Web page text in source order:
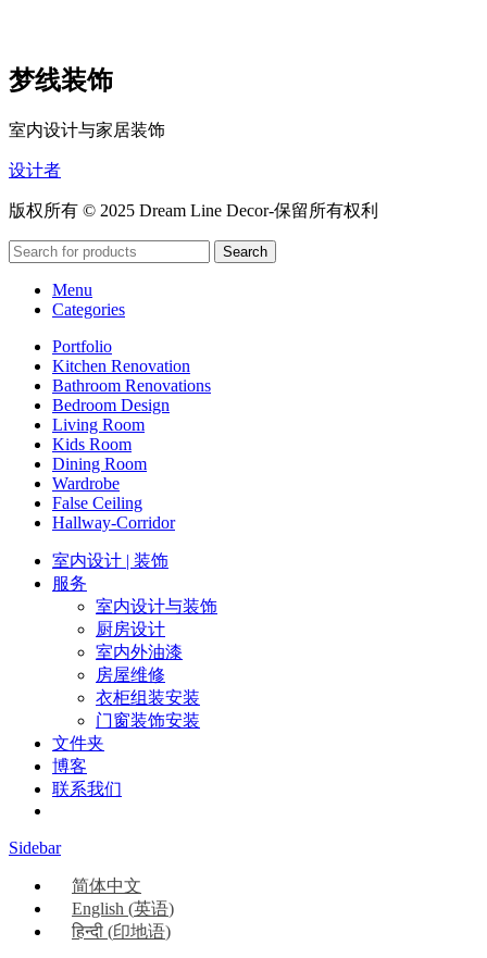
梦线装饰
室内设计与家居装饰
设计者
版权所有 © 2025 Dream Line Decor-保留所有权利
Search
Menu
Categories
Portfolio
Kitchen Renovation
Bathroom Renovations
Bedroom Design
Living Room
Kids Room
Dining Room
Wardrobe
False Ceiling
Hallway-Corridor
室内设计 | 装饰
服务
室内设计与装饰
厨房设计
室内外油漆
房屋维修
衣柜组装安装
门窗装饰安装
文件夹
博客
联系我们
Sidebar
简体中文
English (英语)
हिन्दी (印地语)